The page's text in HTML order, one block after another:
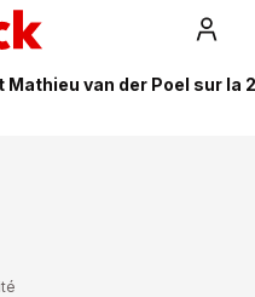
Mathieu van der Poel sur la